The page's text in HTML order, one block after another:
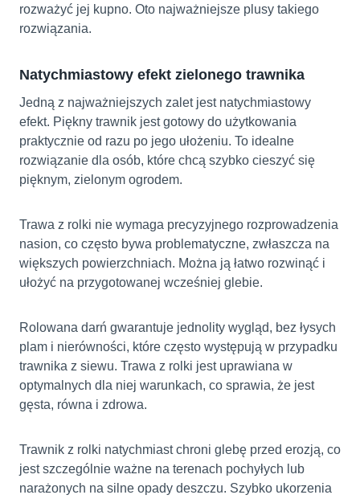
rozważyć jej kupno. Oto najważniejsze plusy takiego
rozwiązania.
Natychmiastowy efekt zielonego trawnika
Jedną z najważniejszych zalet jest natychmiastowy
efekt. Piękny trawnik jest gotowy do użytkowania
praktycznie od razu po jego ułożeniu. To idealne
rozwiązanie dla osób, które chcą szybko cieszyć się
pięknym, zielonym ogrodem.
Trawa z rolki nie wymaga precyzyjnego rozprowadzenia
nasion, co często bywa problematyczne, zwłaszcza na
większych powierzchniach. Można ją łatwo rozwinąć i
ułożyć na przygotowanej wcześniej glebie.
Rolowana darń gwarantuje jednolity wygląd, bez łysych
plam i nierówności, które często występują w przypadku
trawnika z siewu. Trawa z rolki jest uprawiana w
optymalnych dla niej warunkach, co sprawia, że jest
gęsta, równa i zdrowa.
Trawnik z rolki natychmiast chroni glebę przed erozją, co
jest szczególnie ważne na terenach pochyłych lub
narażonych na silne opady deszczu. Szybko ukorzenia